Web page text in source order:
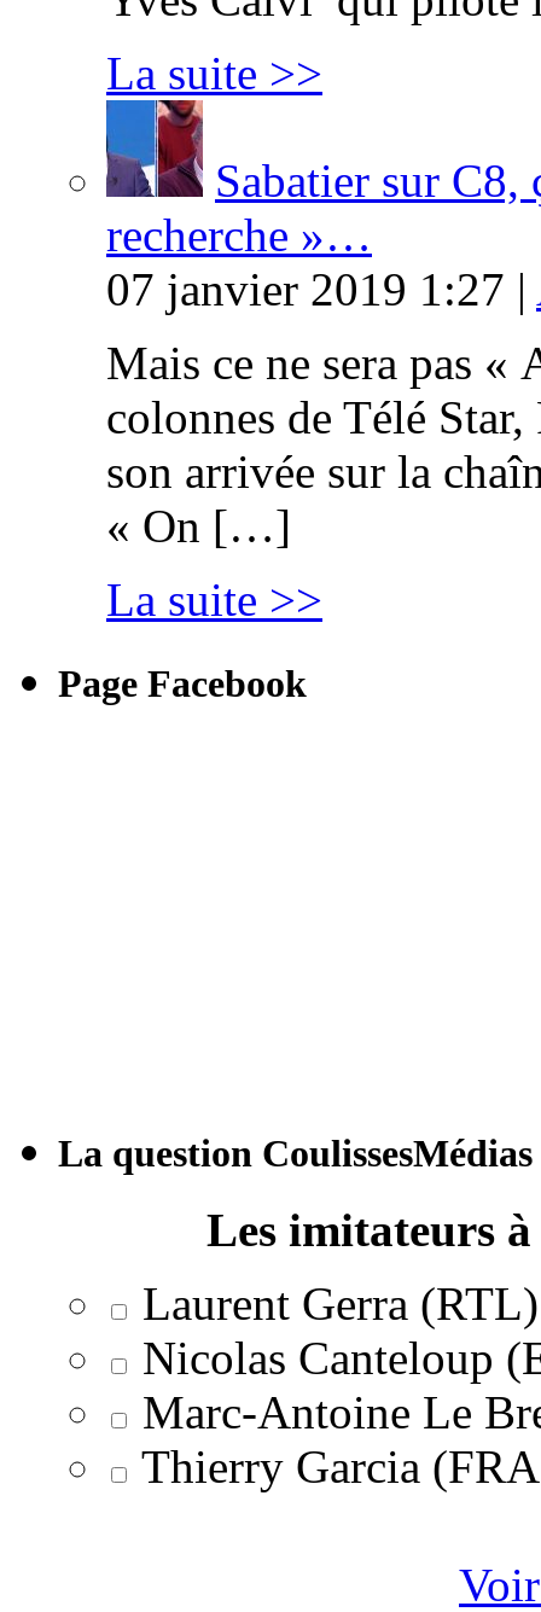
La suite >>
Sabatier sur C8,
recherche »…
07 janvier 2019 1:27 |
Mais ce ne sera pas «
colonnes de Télé
son arrivée sur la
« On […]
La suite >>
Page Facebook
La question CoulissesMédias
Les imitateurs
Laurent Gerra (RTL)
Nicolas Canteloup
Marc-Antoine Le
Thierry Garcia